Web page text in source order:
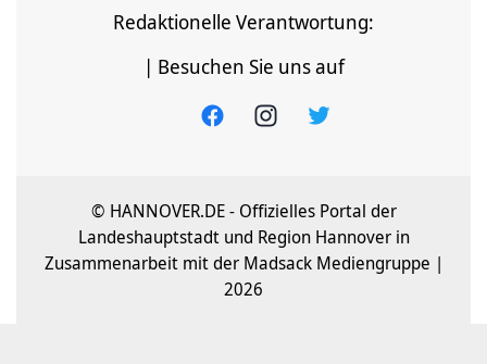
Redaktionelle Verantwortung:
| Besuchen Sie uns auf
© HANNOVER.DE - Offizielles Portal der
Landeshauptstadt und Region Hannover in
Zusammenarbeit mit der Madsack Mediengruppe |
2026